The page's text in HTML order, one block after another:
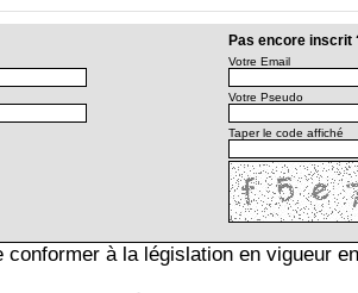
Pas encore inscrit
Votre Email
Votre Pseudo
Taper le code affiché